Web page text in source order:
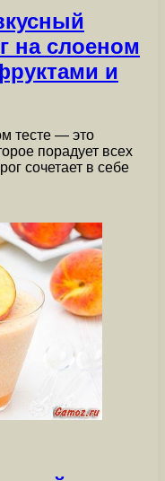
на слоеном
и
тесте — это
порадует всех
сочетает в себе